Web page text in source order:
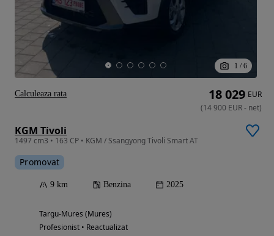
1 / 6
KGM Tivoli
1497 cm3 • 163 CP • KGM / Ssangyong Tivoli Smart AT
Promovat
9 km Benzina 2025
Targu-Mures (Mures)
Profesionist • Reactualizat
18 029 EUR
(14 900 EUR- net)
Calculeaza rata